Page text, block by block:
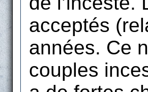
acceptés
années. Ce
couples